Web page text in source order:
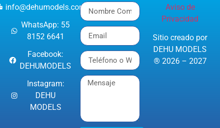
info@dehumodels.com
WhatsApp: 55
8152 6641
Facebook:
DEHUMODELS
Instagram:
DEHU
MODELS
Aviso de
Privacidad
Sitio creado por
DEHU MODELS
® 2026 – 2027